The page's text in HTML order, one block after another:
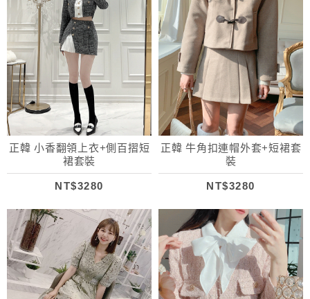
正韓 小香翻領上衣+側百摺短
裙套裝
NT$3280
正韓 牛角扣連帽外套+短裙套
裝
NT$3280